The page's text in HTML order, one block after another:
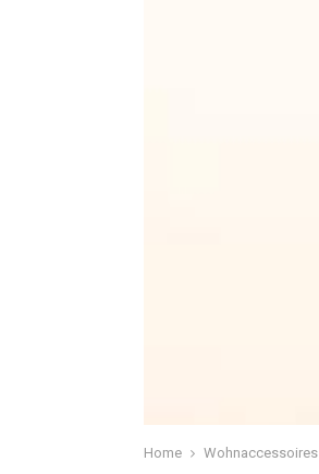
Home Wohnaccessoires